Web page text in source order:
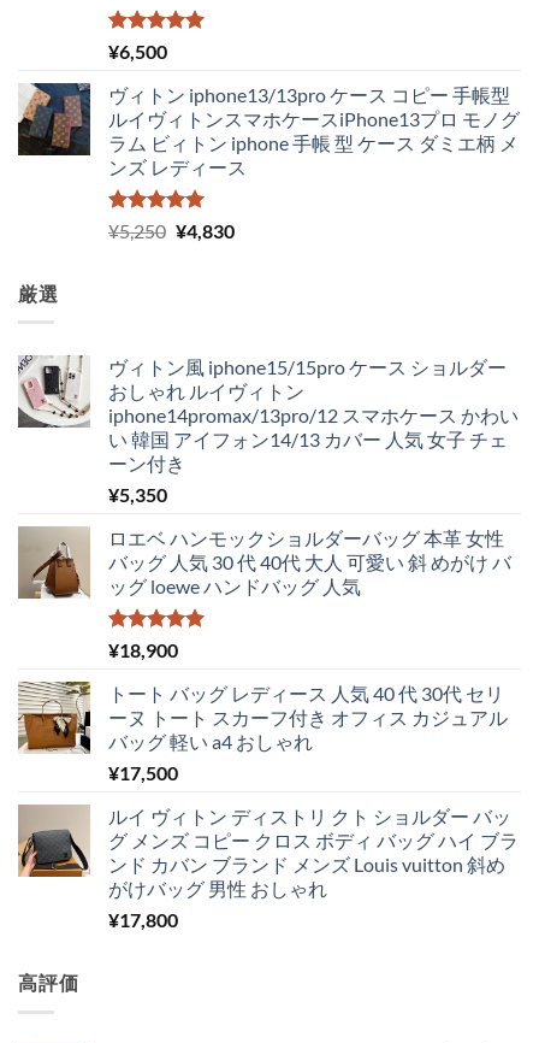
5段階中
5.00
¥6,500
ヴィトン iphone13/13pro ケース コピー 手帳型
ルイヴィトンスマホケースiPhone13プロ モノグ
ラム ビィトン iphone 手帳 型 ケース ダミエ柄 メ
ンズ レディース
5段階中
5.00
の評価
¥5,250 元
¥5,250
で
し
た。
¥4,830現
¥4,830
で
す。
厳選
ヴィトン風 iphone15/15pro ケース ショルダー
おしゃれ ルイヴィトン
iphone14promax/13pro/12 スマホケース かわい
い 韓国 アイフォン14/13 カバー 人気 女子 チェ
ーン付き
¥5,350
ロエベ ハンモックショルダーバッグ 本革 女性
バッグ 人気 30 代 40代 大人 可愛い 斜 めがけ バ
ッグ loewe ハンドバッグ 人気
5段階中
5.00の評価
¥18,900
トート バッグ レディース 人気 40 代 30代 セリ
ーヌ トート スカーフ付き オフィス カジュアル
バッグ 軽い a4 おしゃれ
¥17,500
ルイ ヴィトン ディストリ クト ショルダー バッ
グ メンズ コピー クロス ボディ バッグ ハイ ブラ
ンド カバン ブランド メンズ Louis vuitton 斜め
がけバッグ 男性 おしゃれ
¥17,800
高評価